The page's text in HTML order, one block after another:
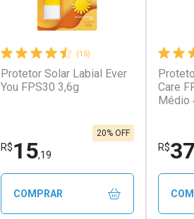
(15)
Protetor Solar Labial Ever
You FPS30 3,6g
R$15,19
20% OFF
COMPRAR
Care
Médio
R$37